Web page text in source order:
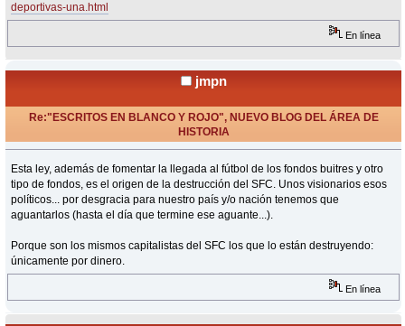
deportivas-una.html
En línea
jmpn
Re:"ESCRITOS EN BLANCO Y ROJO", NUEVO BLOG DEL ÁREA DE
HISTORIA
Esta ley, además de fomentar la llegada al fútbol de los fondos buitres y otro
tipo de fondos, es el origen de la destrucción del SFC. Unos visionarios esos
políticos... por desgracia para nuestro país y/o nación tenemos que
aguantarlos (hasta el día que termine ese aguante...).
Porque son los mismos capitalistas del SFC los que lo están destruyendo:
únicamente por dinero.
En línea